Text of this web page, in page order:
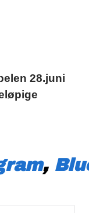
28.juni
,